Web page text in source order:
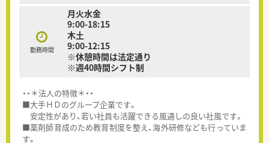
勤務時間
月火水金
9:00-18:15
木土
9:00-12:15
※休憩時間は法定通り
※週40時間シフト制
・・＊法人の特徴＊・・
■大手ＨＤのグループ企業です。
安定性があり、若い社員も活躍できる風通しの良い社風です。
■薬剤師育成のため教育制度を整え、海外研修なども行っていま
す。